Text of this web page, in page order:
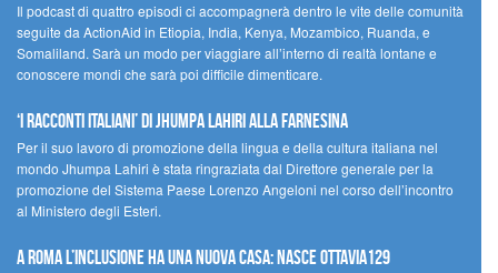
Il podcast di quattro episodi ci accompagnerà dentro le vite delle comunità
seguite da ActionAid in Etiopia, India, Kenya, Mozambico, Ruanda, e
Somaliland. Sarà un modo per viaggiare all’interno di realtà lontane e
conoscere mondi che sarà poi difficile dimenticare.
‘I racconti italiani’ di Jhumpa Lahiri alla Farnesina
Per il suo lavoro di promozione della lingua e della cultura italiana nel
mondo Jhumpa Lahiri è stata ringraziata dal Direttore generale per la
promozione del Sistema Paese Lorenzo Angeloni nel corso dell’incontro
al Ministero degli Esteri.
A Roma l’inclusione ha una nuova casa: nasce Ottavia129